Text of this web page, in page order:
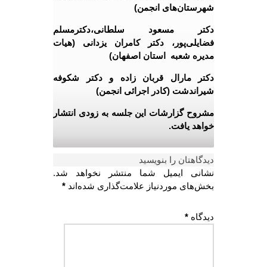
شهرستان‌های انجمن)
دکتر مسعود سلطانی،دکترمسلم
فضایلی‌پور، دکتر کامران یزدانی (هیات
مدیره شعبه استان اصفهان)
دکتر مارال قربان زاده و دکتر شکوفه
شیراندشت (کادر اجرائی انجمن)
مشروح گزارشات این جلسه به زودی انتشار
خواهد یافت.
دیدگاهتان را بنویسید
نشانی ایمیل شما منتشر نخواهد شد.
بخش‌های موردنیاز علامت‌گذاری شده‌اند *
دیدگاه *